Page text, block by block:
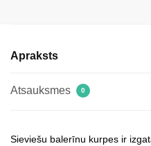
Apraksts
Atsauksmes 0
Sieviešu balerīnu kurpes ir